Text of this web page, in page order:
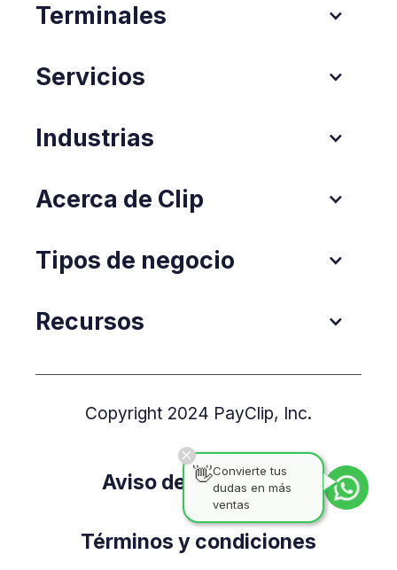
Terminales
Servicios
Industrias
Acerca de Clip
Tipos de negocio
Recursos
Copyright 2024 PayClip, Inc.
Aviso de Privacidad
Términos y condiciones
👋Convierte tus
dudas en más
ventas